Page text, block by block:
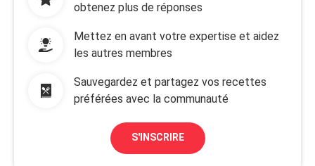
obtenez plus de réponses
Mettez en avant votre expertise et aidez
les autres membres
Sauvegardez et partagez vos recettes
préférées avec la communauté
S'INSCRIRE